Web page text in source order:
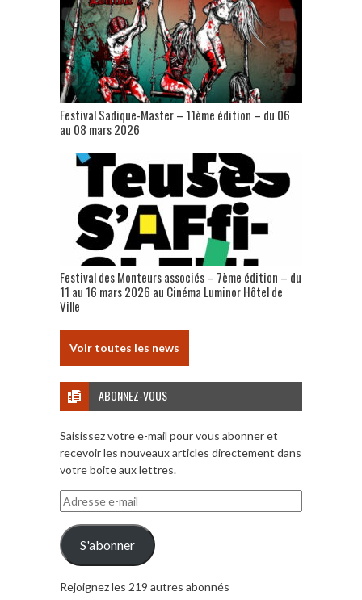
Festival Sadique-Master – 11ème édition – du 06
au 08 mars 2026
Festival des Monteurs associés – 7ème édition – du
11 au 16 mars 2026 au Cinéma Luminor Hôtel de
Ville
Voir toutes les news
ABONNEZ-VOUS
Saisissez votre e-mail pour vous abonner et
recevoir les nouveaux articles directement dans
votre boite aux lettres.
Adresse
e-
mail
S'abonner
Rejoignez les 219 autres abonnés